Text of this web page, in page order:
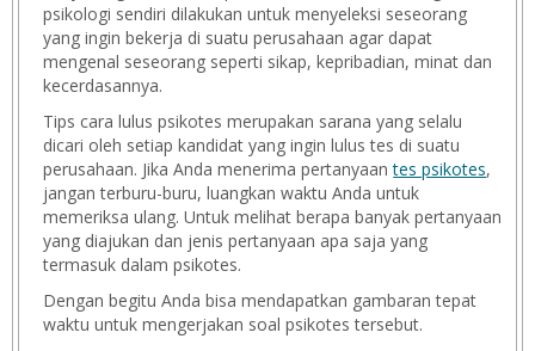
psikologi sendiri dilakukan untuk menyeleksi seseorang
yang ingin bekerja di suatu perusahaan agar dapat
mengenal seseorang seperti sikap, kepribadian, minat dan
kecerdasannya.
Tips cara lulus psikotes merupakan sarana yang selalu
dicari oleh setiap kandidat yang ingin lulus tes di suatu
perusahaan. Jika Anda menerima pertanyaantes psikotes,
jangan terburu-buru, luangkan waktu Anda untuk
memeriksa ulang. Untuk melihat berapa banyak pertanyaan
yang diajukan dan jenis pertanyaan apa saja yang
termasuk dalam psikotes.
Dengan begitu Anda bisa mendapatkan gambaran tepat
waktu untuk mengerjakan soal psikotes tersebut.